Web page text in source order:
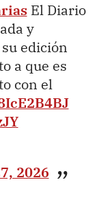
El Diario
y
edición
a que es
con el
2026